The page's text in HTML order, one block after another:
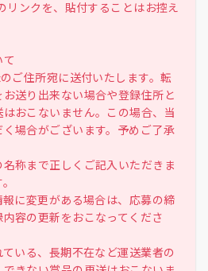
リンクを、貼付することはお控え
ご住所宛に送付いたします。転
送り出来ない場合や登録住所と
おこないません。この場合、当
場合がございます。予めご了承
称まで正しくご記入いただきま
に変更がある場合は、応募の締
容の更新をおこなってくださ
いる、長期不在など運送業者の